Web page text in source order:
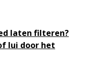
laten filteren?
lui door het